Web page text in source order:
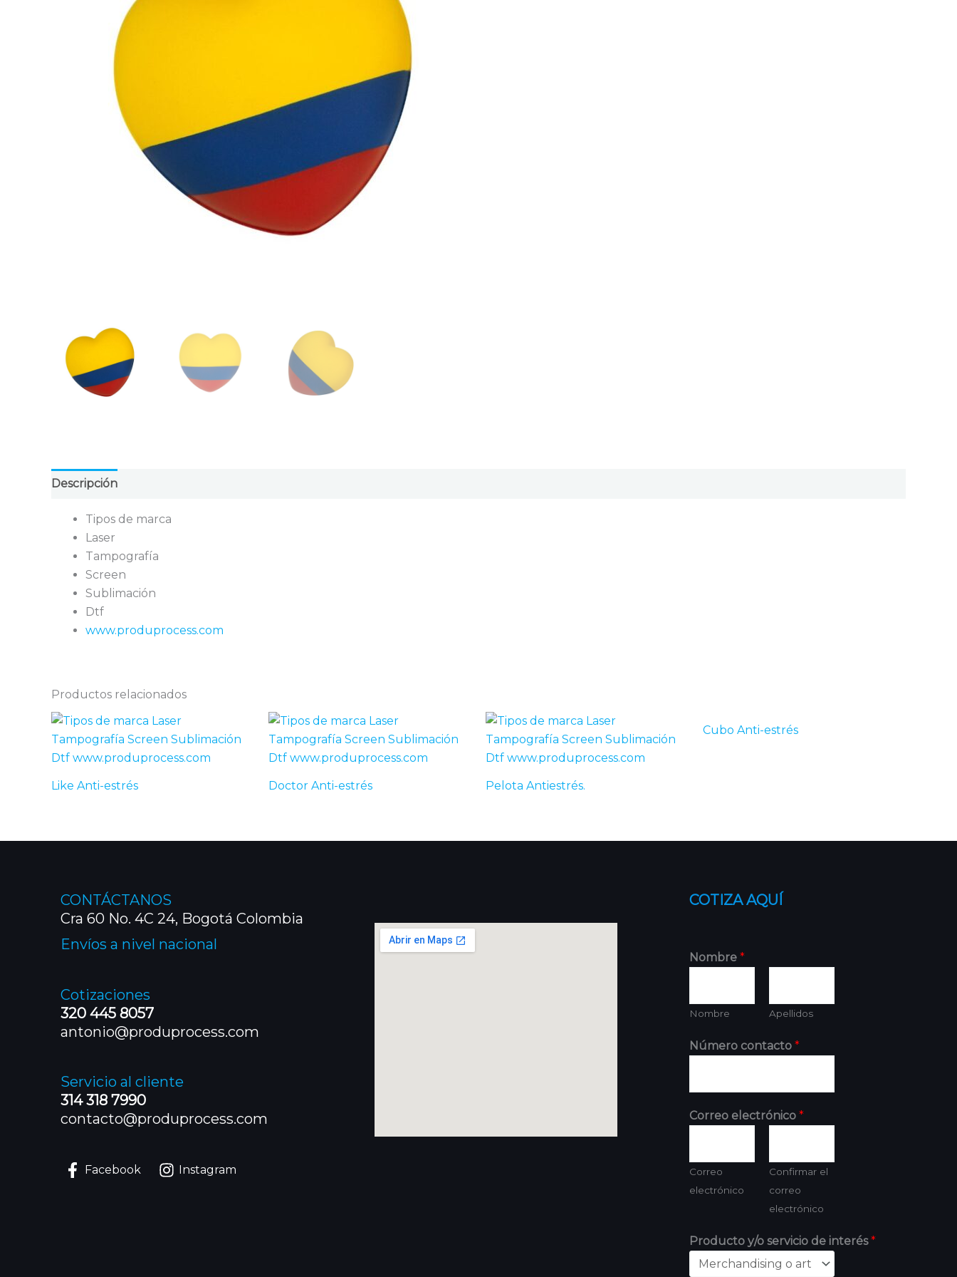
Descripción
Tipos de marca
Laser
Tampografía
Screen
Sublimación
Dtf
www.produprocess.com
Productos relacionados
Like Anti-estrés Doctor Anti-estrés Pelota Antiestrés.
Cubo Anti-estrés
CONTÁCTANOS
Cra 60 No. 4C 24, Bogotá Colombia
Envíos a nivel nacional
Cotizaciones
320 445 8057
antonio@produprocess.com
Servicio al cliente
314 318 7990
contacto@produprocess.com
Facebook Instagram
COTIZA AQUÍ
Nombre *
Nombre Apellidos
Número contacto *
Correo electrónico *
Correo
electrónico
Confirmar el
correo
electrónico
Producto y/o servicio de interés*